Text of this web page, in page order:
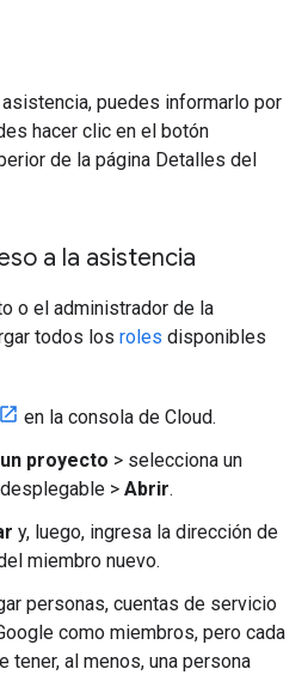
puedes informarlo por
hacer clic en el botón
de la página Detalles del
a la asistencia
o el administrador de la
todos los roles disponibles
en la consola de Cloud.
proyecto > selecciona un
> Abrir.
y, luego, ingresa la dirección de
miembro nuevo.
personas, cuentas de servicio
como miembros, pero cada
tener, al menos, una persona